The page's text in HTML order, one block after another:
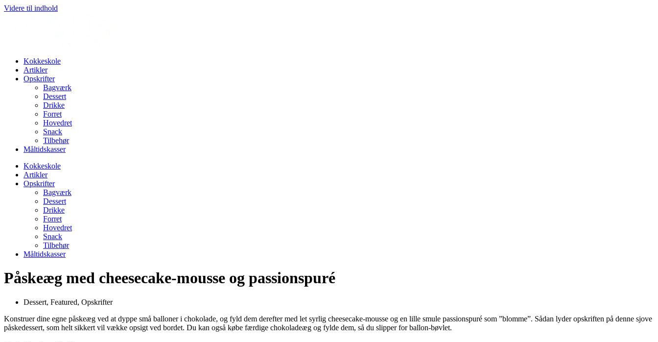
Videre til indhold
Kokkeskole
Artikler
Opskrifter
Bagværk
Dessert
Drikke
Forret
Hovedret
Snack
Tilbehør
Måltidskasser
Kokkeskole
Artikler
Opskrifter
Bagværk
Dessert
Drikke
Forret
Hovedret
Snack
Tilbehør
Måltidskasser
Påskeæg med cheesecake-mousse og passionspuré
Dessert, Featured, Opskrifter
Konstruer dine egne påskeæg ved at dyppe små balloner i chokolade, og fyld dem derefter med let syrlig cheesecake-mousse og en lille smule passionspuré som ”blomme”. Sådan lyder opskriften på denne sjove
påskedessert, som helt sikkert vil vække opsigt ved bordet. Du kan også købe færdige chokoladeæg og fylde dem, så du slipper for ballon-bøvlet.